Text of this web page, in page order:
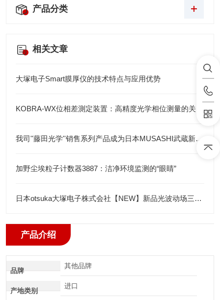
产品分类
相关文章
大塚电子Smart膜厚仪的技术特点与应用优势
我司''藤田光学''销售系列产品成为日本MUSASHI武蔵新的代理店
加野尘埃粒子计数器3887：洁净环境监测的“眼睛”
日本otsuka大塚电子株式会社【NEW】新品光波动场三次元显微镜MINUK
产品介绍
品牌
其他品牌
产地类别
进口